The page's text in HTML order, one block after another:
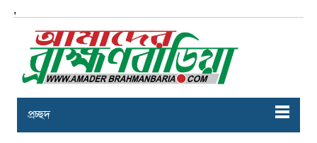
,
প্রচ্ছদ